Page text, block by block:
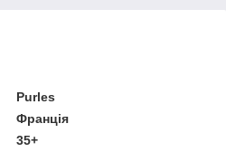
Purles
Франція
35+